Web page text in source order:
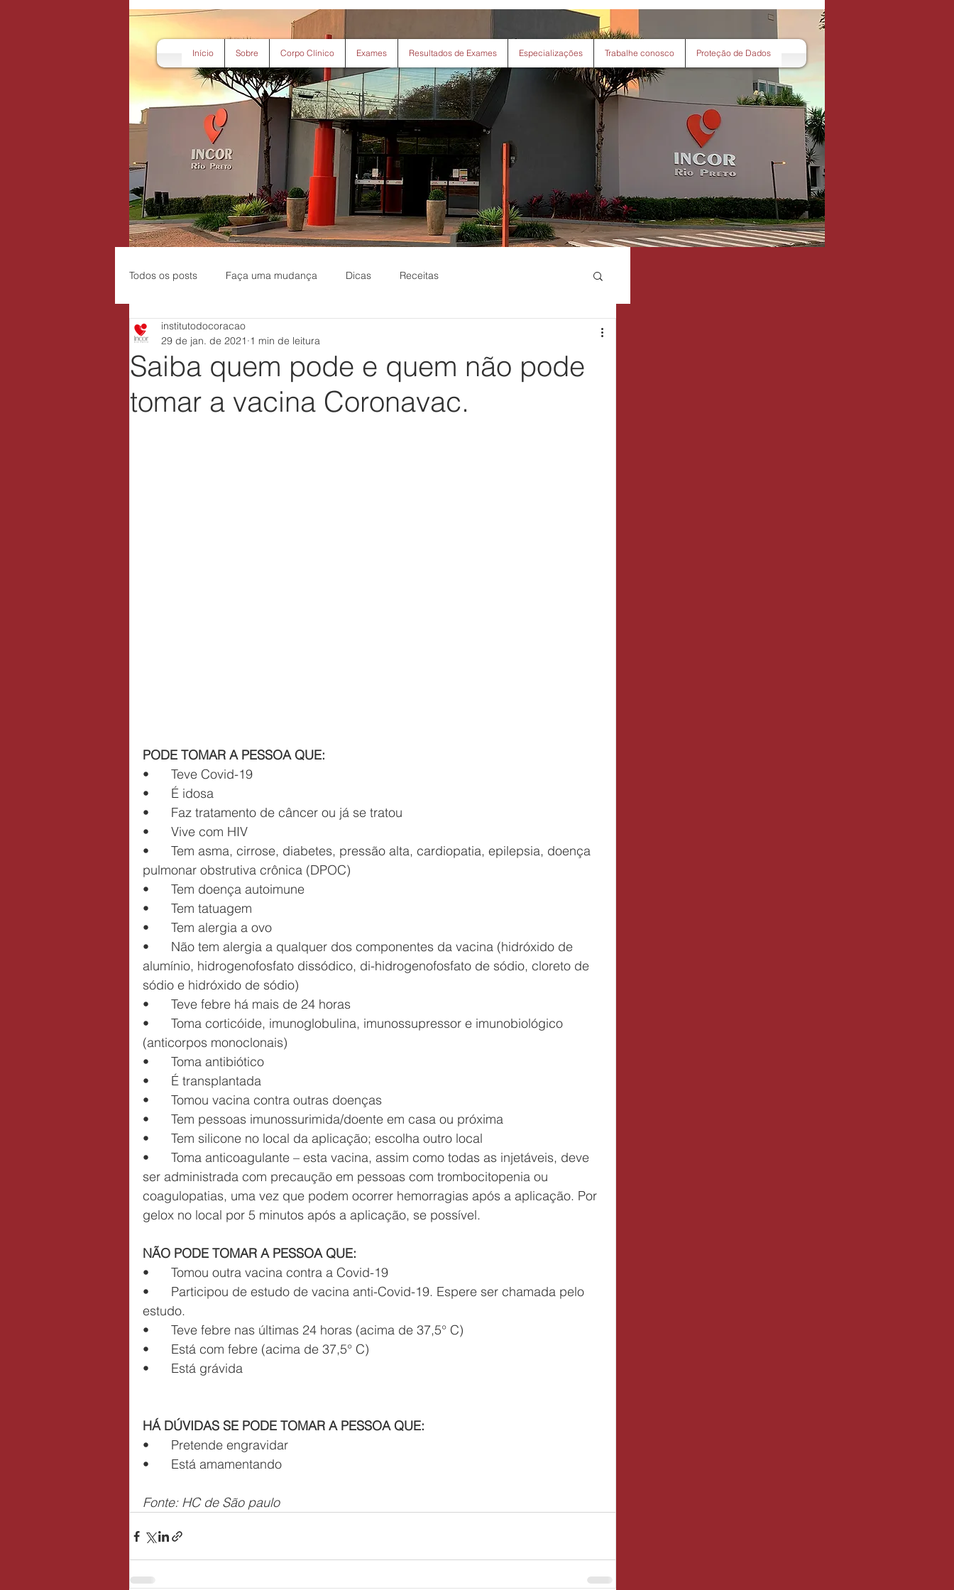
Início Sobre Corpo Clínico Exames Resultados de Exames Especializações Trabalhe conosco Proteção de Dados
Todos os posts Faça uma mudança Dicas Receitas
Saiba quem pode e quem não pode
tomar a vacina Coronavac.
institutodocoracao
29 de jan. de 2021 1 min de leitura
PODE TOMAR A PESSOA QUE:
•	Teve Covid-19
•	É idosa
•	Faz tratamento de câncer ou já se tratou
•	Vive com HIV
•	Tem asma, cirrose, diabetes, pressão alta, cardiopatia, epilepsia, doença
pulmonar obstrutiva crônica (DPOC)
•	Tem doença autoimune
•	Tem tatuagem
•	Tem alergia a ovo
•	Não tem alergia a qualquer dos componentes da vacina (hidróxido de
alumínio, hidrogenofosfato dissódico, di-hidrogenofosfato de sódio, cloreto de
sódio e hidróxido de sódio)
•	Teve febre há mais de 24 horas
•	Toma corticóide, imunoglobulina, imunossupressor e imunobiológico
(anticorpos monoclonais)
•	Toma antibiótico
•	É transplantada
•	Tomou vacina contra outras doenças
•	Tem pessoas imunossurimida/doente em casa ou próxima
•	Tem silicone no local da aplicação; escolha outro local
•	Toma anticoagulante – esta vacina, assim como todas as injetáveis, deve
ser administrada com precaução em pessoas com trombocitopenia ou
coagulopatias, uma vez que podem ocorrer hemorragias após a aplicação. Por
gelox no local por 5 minutos após a aplicação, se possível.
NÃO PODE TOMAR A PESSOA QUE:
•	Tomou outra vacina contra a Covid-19
•	Participou de estudo de vacina anti-Covid-19. Espere ser chamada pelo
estudo.
•	Teve febre nas últimas 24 horas (acima de 37,5° C)
•	Está com febre (acima de 37,5° C)
•	Está grávida
HÁ DÚVIDAS SE PODE TOMAR A PESSOA QUE:
•	Pretende engravidar
•	Está amamentando
Fonte: HC de São paulo